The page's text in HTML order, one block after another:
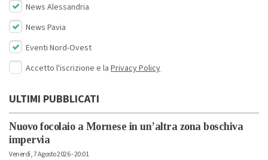
News Alessandria
News Pavia
Eventi Nord-Ovest
Accetto l'iscrizione e la Privacy Policy
ULTIMI PUBBLICATI
Nuovo focolaio a Mornese in un’altra zona boschiva
impervia
Venerdì, 7 Agosto 2026 - 20:01